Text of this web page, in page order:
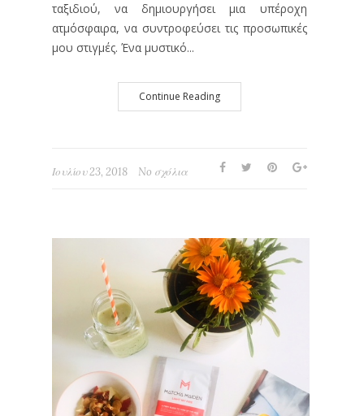
ταξιδιού, να δημιουργήσει μια υπέροχη
ατμόσφαιρα, να συντροφεύσει τις προσωπικές
μου στιγμές. Ένα μυστικό...
Continue Reading
Ιουλίου 23, 2018 No σχόλια